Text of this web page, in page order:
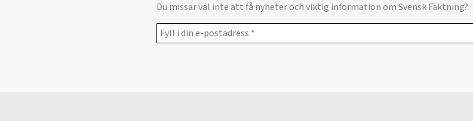
Du missar väl inte att få nyheter och viktig information om Svensk Fäktning?